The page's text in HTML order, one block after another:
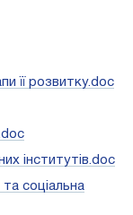
її розвитку.doc
інститутів.doc
соціальна